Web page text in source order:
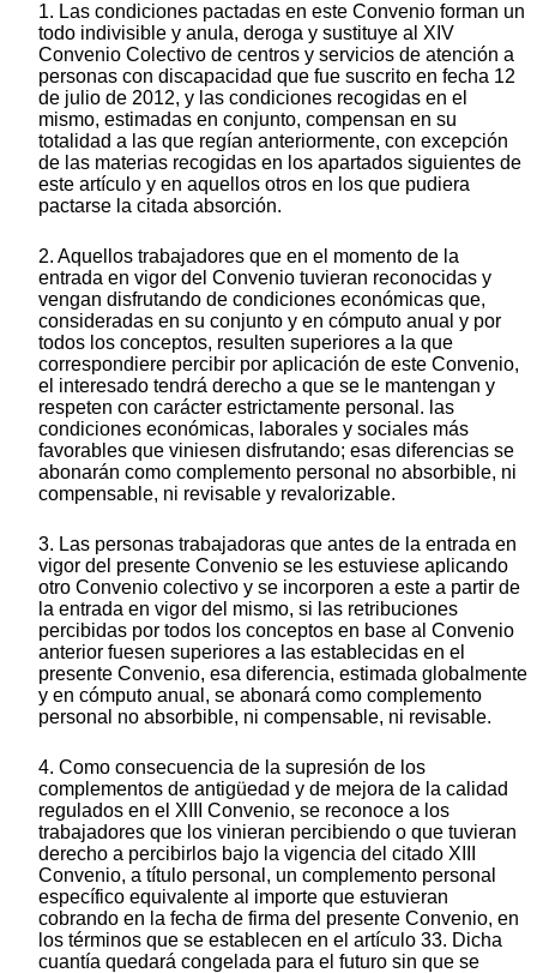
1. Las condiciones pactadas en este Convenio forman un
todo indivisible y anula, deroga y sustituye al XIV
Convenio Colectivo de centros y servicios de atención a
personas con discapacidad que fue suscrito en fecha 12
de julio de 2012, y las condiciones recogidas en el
mismo, estimadas en conjunto, compensan en su
totalidad a las que regían anteriormente, con excepción
de las materias recogidas en los apartados siguientes de
este artículo y en aquellos otros en los que pudiera
pactarse la citada absorción.
2. Aquellos trabajadores que en el momento de la
entrada en vigor del Convenio tuvieran reconocidas y
vengan disfrutando de condiciones económicas que,
consideradas en su conjunto y en cómputo anual y por
todos los conceptos, resulten superiores a la que
correspondiere percibir por aplicación de este Convenio,
el interesado tendrá derecho a que se le mantengan y
respeten con carácter estrictamente personal. las
condiciones económicas, laborales y sociales más
favorables que viniesen disfrutando; esas diferencias se
abonarán como complemento personal no absorbible, ni
compensable, ni revisable y revalorizable.
3. Las personas trabajadoras que antes de la entrada en
vigor del presente Convenio se les estuviese aplicando
otro Convenio colectivo y se incorporen a este a partir de
la entrada en vigor del mismo, si las retribuciones
percibidas por todos los conceptos en base al Convenio
anterior fuesen superiores a las establecidas en el
presente Convenio, esa diferencia, estimada globalmente
y en cómputo anual, se abonará como complemento
personal no absorbible, ni compensable, ni revisable.
4. Como consecuencia de la supresión de los
complementos de antigüedad y de mejora de la calidad
regulados en el XIII Convenio, se reconoce a los
trabajadores que los vinieran percibiendo o que tuvieran
derecho a percibirlos bajo la vigencia del citado XIII
Convenio, a título personal, un complemento personal
específico equivalente al importe que estuvieran
cobrando en la fecha de firma del presente Convenio, en
los términos que se establecen en el artículo 33. Dicha
cuantía quedará congelada para el futuro sin que se